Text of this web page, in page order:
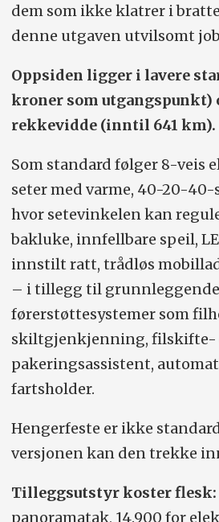
dem som ikke klatrer i
denne utgaven utvilsomt
Oppsiden ligger i lavere
kroner som utgangspunkt)
rekkevidde (inntil 641 km).
Som standard følger 8-veis
seter med varme, 40-20-
hvor setevinkelen kan
bakluke, innfellbare speil,
innstilt ratt, trådløs
– i tillegg til grunn­leggende
førerstøttesystemer som
skiltgjenkjenning, filskifte-
pakeringsassistent,
fartsholder.
Hengerfeste er ikke
versjonen kan den trekke
Tilleggsutstyr koster flesk:
panoramatak, 14.900 for